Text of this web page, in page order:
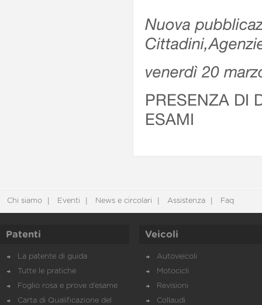
Nuova
venerdì 20
PRESENZA DI
ESAMI
Chi siamo Eventi News e circolari Assistenza Faq
Patenti
La patente di guida
Tutte le pratiche
Foglio rosa e prove d’esame
Carta di Qualificazione del
Veicoli
Autoveicoli
Motocicli
Revisioni
Collaudi